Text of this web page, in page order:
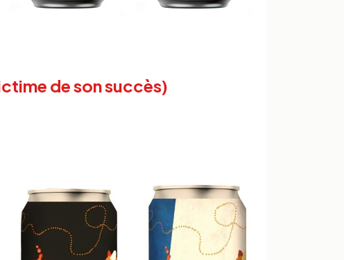
de son succès)